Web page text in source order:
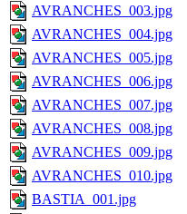
AVRANCHES_003.jpg
AVRANCHES_004.jpg
AVRANCHES_005.jpg
AVRANCHES_006.jpg
AVRANCHES_007.jpg
AVRANCHES_008.jpg
AVRANCHES_009.jpg
AVRANCHES_010.jpg
BASTIA_001.jpg